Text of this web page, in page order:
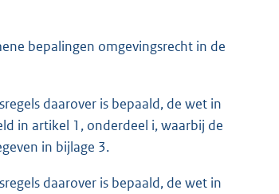
bepalingen omgevingsrecht in de
daarover is bepaald, de wet in
in artikel 1, onderdeel i, waarbij de
in bijlage 3.
daarover is bepaald, de wet in